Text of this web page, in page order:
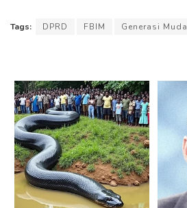
Tags: DPRD FBIM Generasi Muda